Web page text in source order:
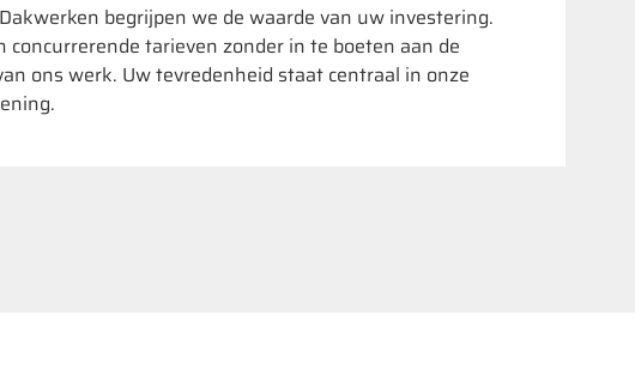
begrijpen we de waarde van uw investering.
concurrerende tarieven zonder in te boeten aan de
ons werk. Uw tevredenheid staat centraal in onze